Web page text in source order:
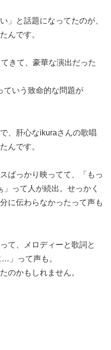
」と話題になってたのが、
んです。
きて、豪華な演出だった
ていう致命的な問題が
、肝心なikuraさんの歌唱
んです。
ばっかり映ってて、「もっ
って人が続出。せっかく
に伝わらなかったって声も
て、メロディーと歌詞と
」って声も。
のかもしれません。